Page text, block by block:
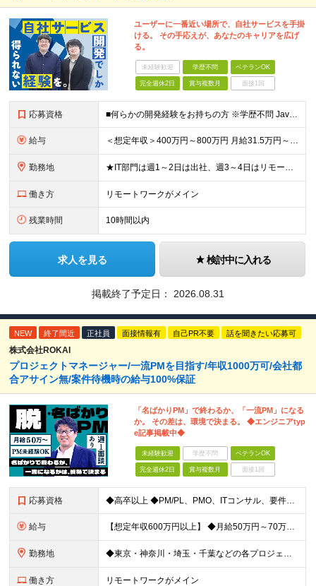
ユーザーに一番近い場所で、自社サービスを手掛
ける。 その手応えが、あなたのキャリアを広げ
る。
未経験歓迎 学歴不問 ベテランOK
完全週休2日 賞与複数月 面接1回
応募資格 ■何らかの開発経験をお持ちの方 ※学歴不問 Javaは経験ないがWebアプリケーション運用知識やDB知識が豊富など 何か一つでも強みがあれば活躍できる可能性があります！ 興味をお持ちいただけましたら
給与 ＜想定年収＞400万円～800万円 月給31.5万円～55万円＋賞与＋交通費全額支給＋各種手当 ※経験・能力などを考慮し相談の上、当社規定により決定します。 ※上記金額には16～21時間分のみなし残
勤務地 ★IT部門は週1～2日は出社、週3～4日はリモートワーク ★勤務地はご本人のご希望を最優先します ■飯田橋オフィス／東京都新宿区揚場町2-26 SKビル ■本社／神奈川県相模原市南区古淵2-14-
働き方 リモートワークがメイン
残業時間 10時間以内
求人を見る 検討中に入れる
掲載終了予定日： 2026.08.31
NEW 終了間近 正社員 面接情報有 自己PR不要 話を聞きたい応募可
株式会社ROKAI
プロジェクトマネージャー/一流PMを目指す/年収1000万可/会社都
合アサイン無/案件待機時の給与100%保証
「名ばかりPM」で終わるか、「一流PM」になる
か。 その差は、環境で決まる。 ◆エンジニアtyp
e記事掲載中◆
未経験歓迎 学歴不問 ベテランOK
完全週休2日 賞与複数月 面接1回
応募資格 ◆高卒以上 ◆PM/PL、PMO、ITコンサル、要件定義、顧客折衝いずれかの経験をお持ちの方 ～こんな方に向いています～ ・代表とフラットにキャリアや給与の相談をしたい ・火消しや目先の調整だけで
給与 【想定年収600万円以上】 ◆月給50万円～70万円＋賞与年2回 ※経験・年齢・能力を考慮の上、当社規定により優遇いたします ※試用期間1ヶ月あり、待遇等に差異なし ※残業代別途全額支給 〈スキル別
勤務地 ◆東京・神奈川・埼玉・千葉などの各プロジェクト先 ※希望勤務地を考慮します。 ※お客様先の9割は、東京23区内です。 ※転居を伴う転勤はありません。 ※フルリモートの場合は原則客先常駐となります。
働き方 リモートワークがメイン